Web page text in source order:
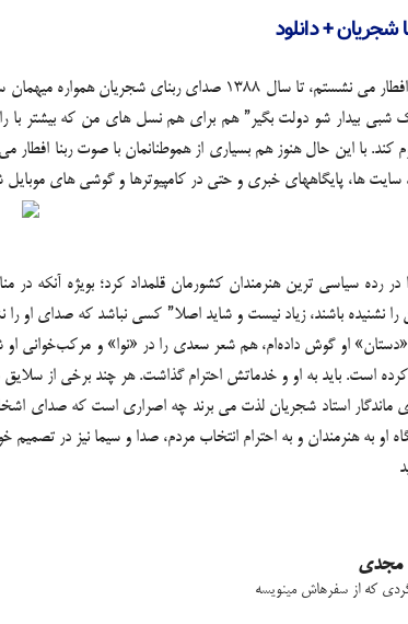
شجریان + دانلود
همان زمانی که پای سفره افطار می نشستم، تا
بی‍‍دار ش‍‍و دول‍‍ت بگی‍‍ر” هم برای هم نسل های من که بیشتر با
کند. با این حال هنوز هم بسیاری از هموطنانمان با صوت ربنا
سایت ها، پایگاههای خبری و حتی در کامپیوترها و گوشی های
در رده سیاسی ترین هنرمندان کشورمان قلمداد کرد؛ بویژه آنکه در
نشنیده باشند، زیاد نیست و شاید اصلا” کسی نباشد که صدای او را
«دستان» او گوش داده‌ام، هم شعر سعدی را در «نوا» و مرکب‌خوانی
کرده است. باید به او و خدماتش احترام گذاشت. هر چند برخی از
ماندگار استاد شجریان لذت می برند چه اصراری است که صدای
او به هنرمندان و به احترام انتخاب مردم، صدا و سیما نیز در
مجدی
که از سفرهاش مینویسه